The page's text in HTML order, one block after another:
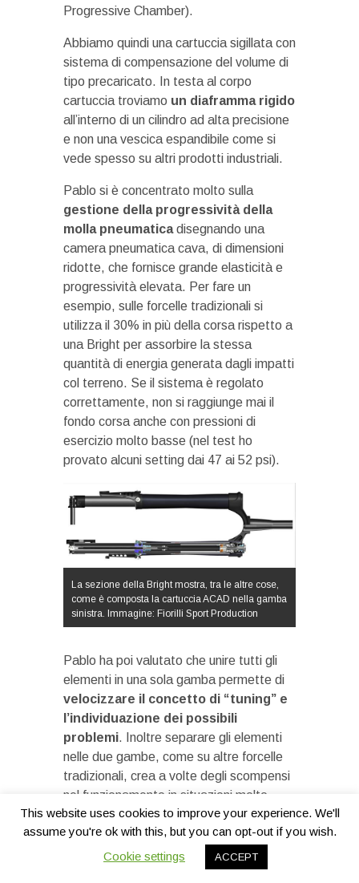
Progressive Chamber).
Abbiamo quindi una cartuccia sigillata con
sistema di compensazione del volume di
tipo precaricato. In testa al corpo
cartuccia troviamo un diaframma rigido
all’interno di un cilindro ad alta precisione
e non una vescica espandibile come si
vede spesso su altri prodotti industriali.
Pablo si è concentrato molto sulla
gestione della progressività della
molla pneumaticadisegnando una
camera pneumatica cava, di dimensioni
ridotte, che fornisce grande elasticità e
progressività elevata. Per fare un
esempio, sulle forcelle tradizionali si
utilizza il 30% in più della corsa rispetto a
una Bright per assorbire la stessa
quantità di energia generata dagli impatti
col terreno. Se il sistema è regolato
correttamente, non si raggiunge mai il
fondo corsa anche con pressioni di
esercizio molto basse (nel test ho
provato alcuni setting dai 47 ai 52 psi).
La sezione della Bright mostra, tra le altre cose,
come è composta la cartuccia ACAD nella gamba
sinistra. Immagine: Fiorilli Sport Production
Pablo ha poi valutato che unire tutti gli
elementi in una sola gamba permette di
velocizzare il concetto di “tuning” e
l’individuazione dei possibili
problemi. Inoltre separare gli elementi
nelle due gambe, come su altre forcelle
tradizionali, crea a volte degli scompensi
nel funzionamento in situazioni molto
gravose dove le rapide compressioni ed
estensioni provocano un
malfunzionamento del sistema
proprio nel momento in cui la
This website uses cookies to improve your experience. We'll
assume you're ok with this, but you can opt-out if you wish.
Cookie settings
ACCEPT